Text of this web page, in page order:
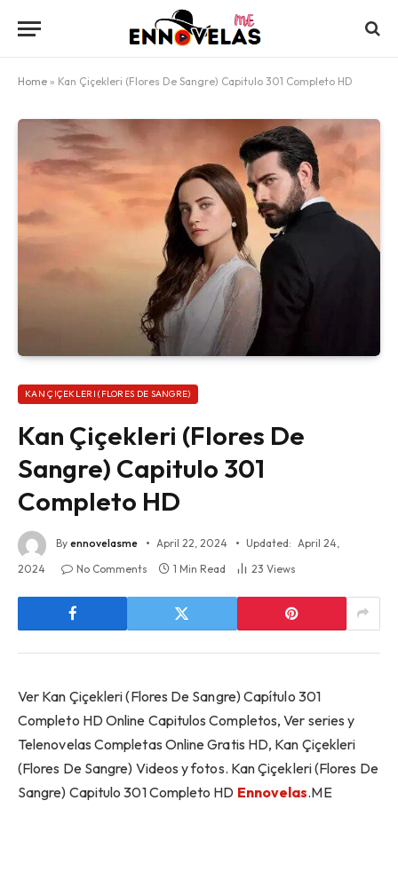
Home » Kan Çiçekleri (Flores De Sangre) Capitulo 301 Completo HD
KAN ÇIÇEKLERI (FLORES DE SANGRE)
Kan Çiçekleri (Flores De
Sangre) Capitulo 301
Completo HD
By ennovelasme April 22, 2024 Updated: April 24,
2024
No Comments 1 Min Read 23 Views
Ver Kan Çiçekleri (Flores De Sangre) Capítulo 301
Completo HD Online Capitulos Completos, Ver series y
Telenovelas Completas Online Gratis HD, Kan Çiçekleri
(Flores De Sangre) Videos y fotos. Kan Çiçekleri (Flores De
Sangre) Capitulo 301 Completo HD Ennovelas.ME